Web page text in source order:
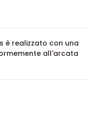
è realizzato con una
all'arcata